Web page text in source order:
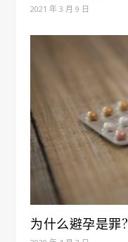
2021 年 3 月 9 日
为什么避孕是罪?